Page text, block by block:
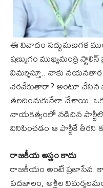
ఈ వివాదం సద్దుమణగక
షణ్ముగం ముఖ్యమంత్రి
విమర్శిస్తూ.. నాకు
నెరవేరుతారా? అంటూ చేసిన
తలదించుకునేలా చేశాయి.
నాయకత్వంలో నడిచిన
వినిపించడం ఆ పార్టీకే తీరని
రాజకీయ అస్త్రం కాదు
రాజకీయం అంటే ప్రజాసేవ.
పదజాలం, అశ్లీల